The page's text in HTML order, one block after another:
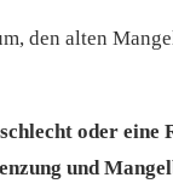
den alten
oder
und